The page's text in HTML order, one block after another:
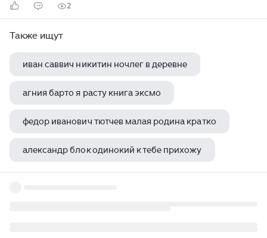
2
Также ищут
иван саввич никитин ночлег в деревне
агния барто я расту книга эксмо
федор иванович тютчев малая родина кратко
александр блок одинокий к тебе прихожу